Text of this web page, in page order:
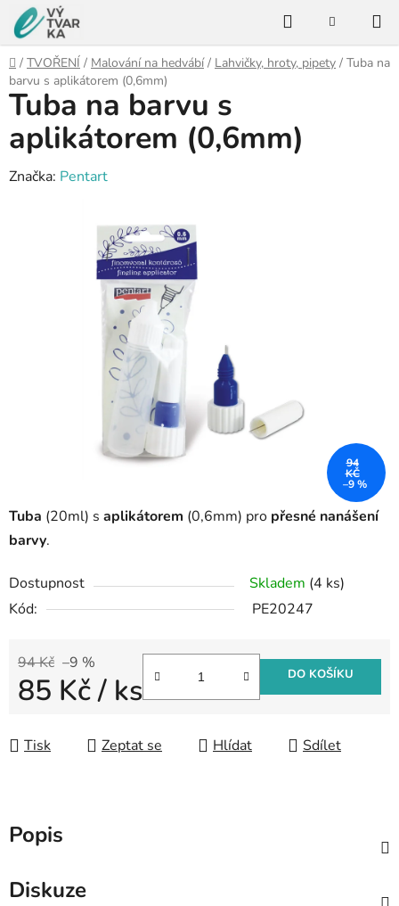
Přejít
na
obsah
HledatNÁKUPNÍ
Domů
/ TVOŘENÍ / Malování na hedvábí / Lahvičky, hroty, pipety / Tuba na
barvu s aplikátorem (0,6mm)
Tuba (20ml) s aplikátorem (0,6mm) pro přesné nanášení
barvy.
Dostupnost Skladem (4 ks)
Kód:
PE20247
94 Kč –9 %
85 Kč/ ks DO KOŠÍKU
Tisk Zeptat se Hlídat Sdílet
Tuba na barvu s
aplikátorem (0,6mm)
Značka: Pentart
94
KČ
–9 %
Popis
Diskuze